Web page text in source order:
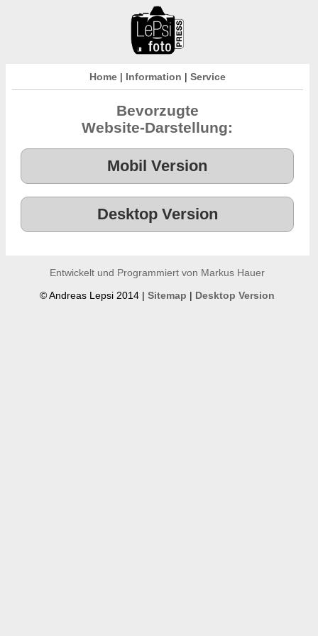
Home| Information | Service
Bevorzugte
Website-Darstellung:
Entwickelt und Programmiert von Markus Hauer
© Andreas Lepsi 2014 |Sitemap | Desktop Version